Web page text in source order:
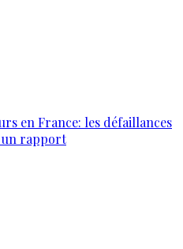
en France: les défaillances
un rapport